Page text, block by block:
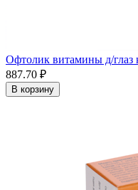
Офтолик витамины д/глаз
887.70 ₽
В корзину